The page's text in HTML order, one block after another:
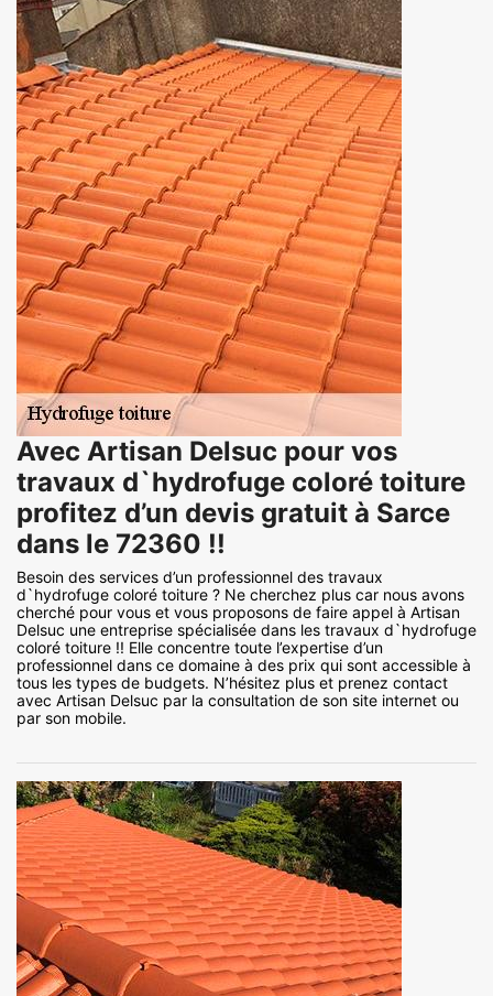
Avec Artisan Delsuc pour vos
travaux d`hydrofuge coloré toiture
profitez d’un devis gratuit à Sarce
dans le 72360 !!
Besoin des services d’un professionnel des travaux
d`hydrofuge coloré toiture ? Ne cherchez plus car nous avons
cherché pour vous et vous proposons de faire appel à Artisan
Delsuc une entreprise spécialisée dans les travaux d`hydrofuge
coloré toiture !! Elle concentre toute l’expertise d’un
professionnel dans ce domaine à des prix qui sont accessible à
tous les types de budgets. N’hésitez plus et prenez contact
avec Artisan Delsuc par la consultation de son site internet ou
par son mobile.